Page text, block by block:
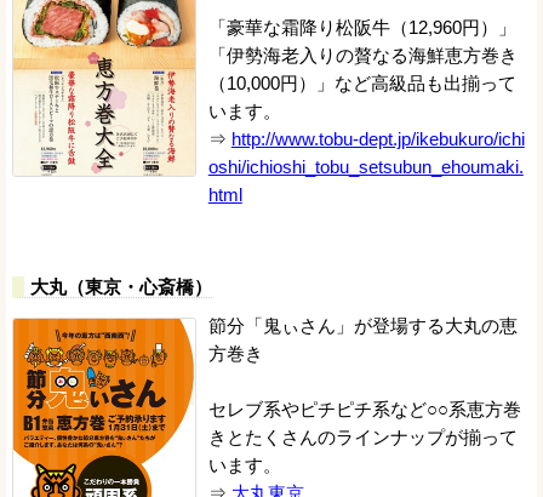
「豪華な霜降り松阪牛（12,960円）」
「伊勢海老入りの贅なる海鮮恵方巻き
（10,000円）」など高級品も出揃って
います。
⇒ http://www.tobu-dept.jp/ikebukuro/ichi
oshi/ichioshi_tobu_setsubun_ehoumaki.
html
大丸（東京・心斎橋）
節分「鬼ぃさん」が登場する大丸の恵
方巻き
セレブ系やピチピチ系など○○系恵方巻
きとたくさんのラインナップが揃って
います。